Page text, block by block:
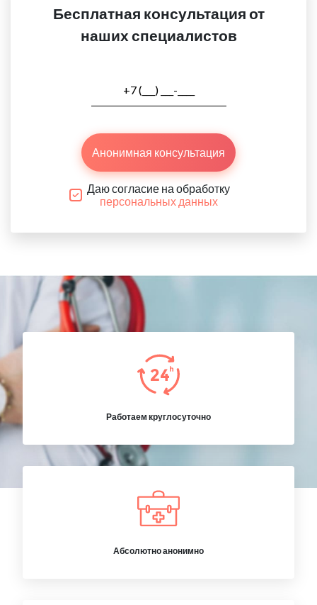
Бесплатная консультация от
наших специалистов
Анонимная консультация
Даю согласие на обработку
персональных данных
Работаем круглосуточно
Абсолютно анонимно